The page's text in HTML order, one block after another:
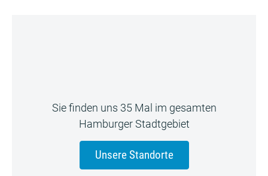
Sie finden uns 35 Mal im gesamten
Hamburger Stadtgebiet
Unsere Standorte